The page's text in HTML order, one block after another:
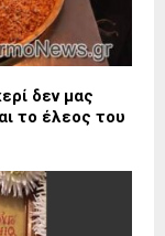
δεν μας
το έλεος του